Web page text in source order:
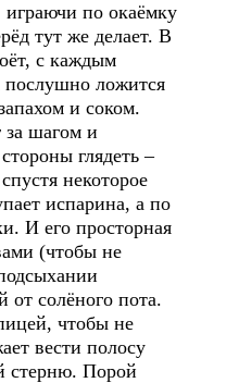
играючи по окаёмку
тут же делает. В
с каждым
послушно ложится
и соком.
за шагом и
глядеть –
некоторое
испарина, а по
И его просторная
(чтобы не
от солёного пота.
чтобы не
вести полосу
стерню. Порой